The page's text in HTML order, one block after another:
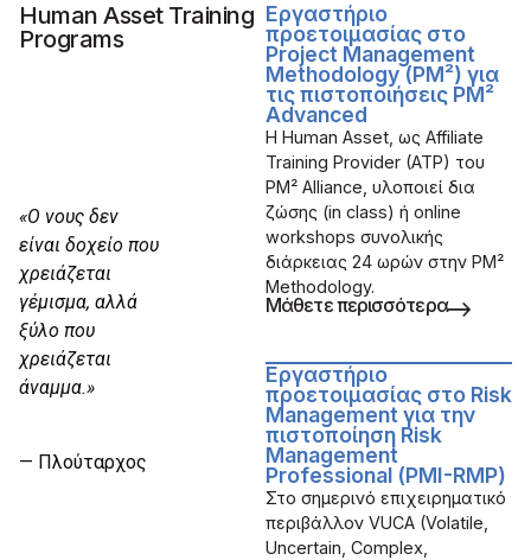
Human Asset Training
Programs
«Ο νους δεν
είναι δοχείο που
χρειάζεται
γέμισμα, αλλά
ξύλο που
χρειάζεται
άναμμα.»
— Πλούταρχος
Εργαστήριο
προετοιμασίας στο
Project Management
Methodology (PM²) για
τις πιστοποιήσεις PM²
Advanced
Η Human Asset, ως Affiliate
Training Provider (ATP) του
PM² Alliance, υλοποιεί δια
ζώσης (in class) ή online
workshops συνολικής
διάρκειας 24 ωρών στην PM²
Methodology.
Μάθετε περισσότερα
Εργαστήριο
προετοιμασίας στο Risk
Management για την
πιστοποίηση Risk
Management
Professional (PMI-RMP)
Στο σημερινό επιχειρηματικό
περιβάλλον VUCA (Volatile,
Uncertain, Complex,